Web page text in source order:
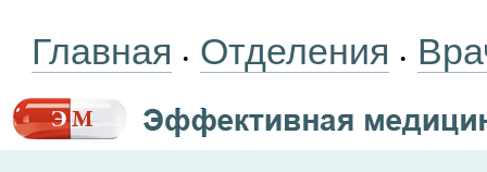
Главная • Отделения •